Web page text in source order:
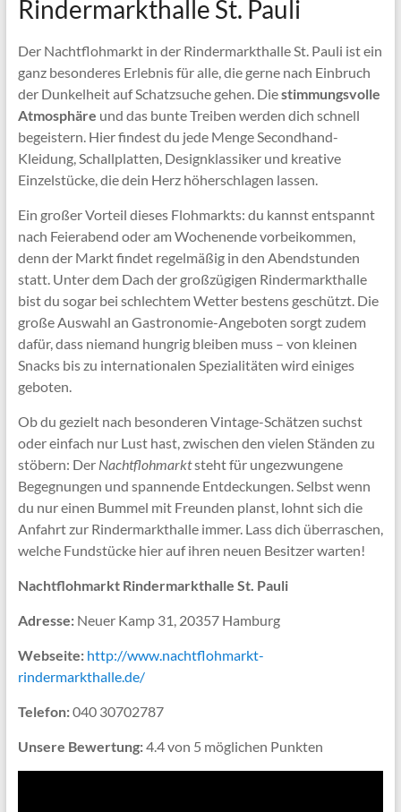
Rindermarkthalle St. Pauli
Der Nachtflohmarkt in der Rindermarkthalle St. Pauli ist ein
ganz besonderes Erlebnis für alle, die gerne nach Einbruch
der Dunkelheit auf Schatzsuche gehen. Diestimmungsvolle
Atmosphäre und das bunte Treiben werden dich schnell
begeistern. Hier findest du jede Menge Secondhand-
Kleidung, Schallplatten, Designklassiker und kreative
Einzelstücke, die dein Herz höherschlagen lassen.
Ein großer Vorteil dieses Flohmarkts: du kannst entspannt
nach Feierabend oder am Wochenende vorbeikommen,
denn der Markt findet regelmäßig in den Abendstunden
statt. Unter dem Dach der großzügigen Rindermarkthalle
bist du sogar bei schlechtem Wetter bestens geschützt. Die
große Auswahl an Gastronomie-Angeboten sorgt zudem
dafür, dass niemand hungrig bleiben muss – von kleinen
Snacks bis zu internationalen Spezialitäten wird einiges
geboten.
Ob du gezielt nach besonderen Vintage-Schätzen suchst
oder einfach nur Lust hast, zwischen den vielen Ständen zu
stöbern: Der Nachtflohmarktsteht für ungezwungene
Begegnungen und spannende Entdeckungen. Selbst wenn
du nur einen Bummel mit Freunden planst, lohnt sich die
Anfahrt zur Rindermarkthalle immer. Lass dich überraschen,
welche Fundstücke hier auf ihren neuen Besitzer warten!
Nachtflohmarkt Rindermarkthalle St. Pauli
Adresse:Neuer Kamp 31, 20357 Hamburg
Webseite: http://www.nachtflohmarkt-
rindermarkthalle.de/
Telefon:040 30702787
Unsere Bewertung:4.4 von 5 möglichen Punkten